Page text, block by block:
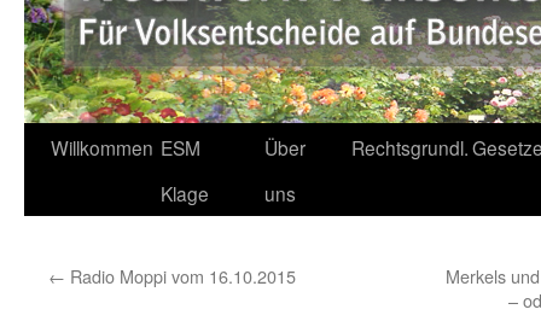
Springe
Willkommen ESM
Klage
Über
uns
Rechtsgrundl.
← Radio Moppi vom 16.10.2015
Merkels
–